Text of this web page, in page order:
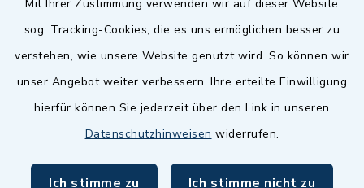
Mit Ihrer Zustimmung verwenden wir auf dieser Website
sog. Tracking-Cookies, die es uns ermöglichen besser zu
verstehen, wie unsere Website genutzt wird. So können wir
unser Angebot weiter verbessern. Ihre erteilte Einwilligung
hierfür können Sie jederzeit über den Link in unseren
Datenschutzhinweisen widerrufen.
Ich stimme zu Ich stimme nicht zu